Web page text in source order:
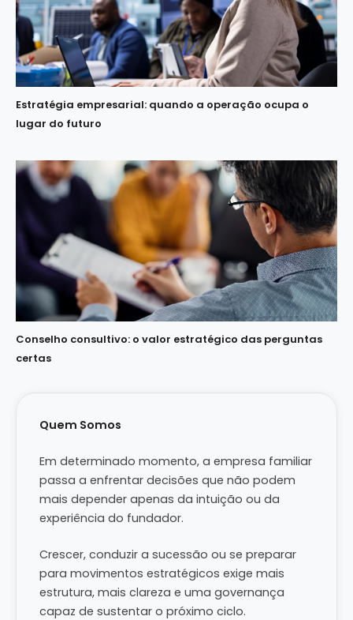
Estratégia empresarial: quando a operação ocupa o
lugar do futuro
Conselho consultivo: o valor estratégico das perguntas
certas
Quem Somos
Em determinado momento, a empresa familiar
passa a enfrentar decisões que não podem
mais depender apenas da intuição ou da
experiência do fundador.
Crescer, conduzir a sucessão ou se preparar
para movimentos estratégicos exige mais
estrutura, mais clareza e uma governança
capaz de sustentar o próximo ciclo.